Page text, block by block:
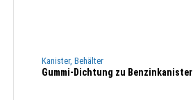
Kanister, Behälter
Gummi-Dichtung zu Benzinkanister